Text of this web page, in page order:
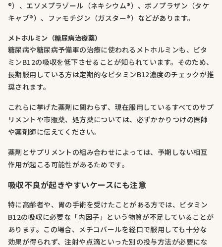
®）、エソメプラゾール（ネキシウム®）、ボノプラザン（タケ
キャブ®）、ファモチジン（ガスター®）などがあります。
メトホルミン（糖尿病治療薬）
糖尿病や糖尿病予備軍の治療に使われるメトホルミンも、ビタ
ミンB12の吸収を低下させることが知られています。そのため、
長期服用している方は定期的なビタミンB12濃度のチェックが推
奨されます。
これらに挙げた薬剤に関わらず、現在服用しているすべてのサプ
リメントや市販薬、処方薬については、必ずかかりつけの医師
や薬剤師に伝えてください。
薬剤とサプリメントの組み合わせによっては、予期しない相互
作用が起こる可能性があるためです。
吸収不良が起きやすいケースにも注意
特に高齢者や、胃の手術を受けたことがある方では、ビタミン
B12の吸収に必要な「内因子」という物質が不足していることが
あります。この場合、メチコバールを経口で服用しても十分な
効果が得られず、注射や点滴といった別の投与方法が必要にな